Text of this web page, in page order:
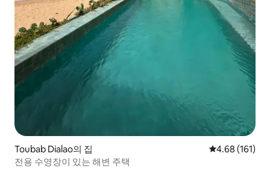
Toubab Dialao의 집 평점 4.68점(5
4.68 (161)
전용 수영장이 있는 해변 주택